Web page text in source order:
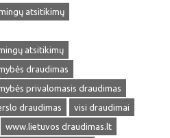
atsitikimų
atsitikimų
draudimas
privalomasis draudimas
draudimas
visi draudimai
www.lietuvos draudimas.lt